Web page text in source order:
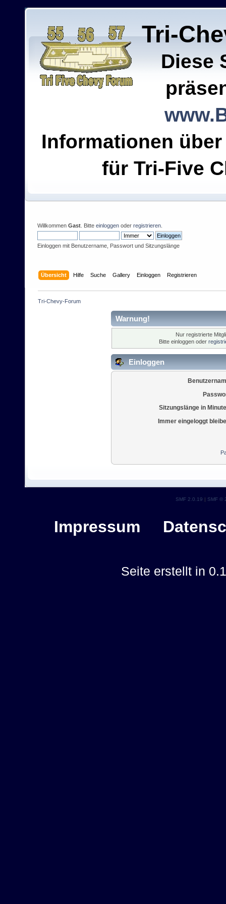
Tri-
Diese
Informationen
für Tri-Five
Willkommen Gast . Bitte einloggen oder registrieren
Einloggen mit Benutzername, Passwort und Sitzungslänge
Übersicht Hilfe Suche Gallery Einloggen Registrieren
Tri-Chevy-Forum
Warnung!
Nur registrierte
Bitte einloggen oder
Einloggen
Sitzungslänge in
Immer eingeloggt
SMF 2.0.19 | SMF ©
Impressum
Seite erstellt in